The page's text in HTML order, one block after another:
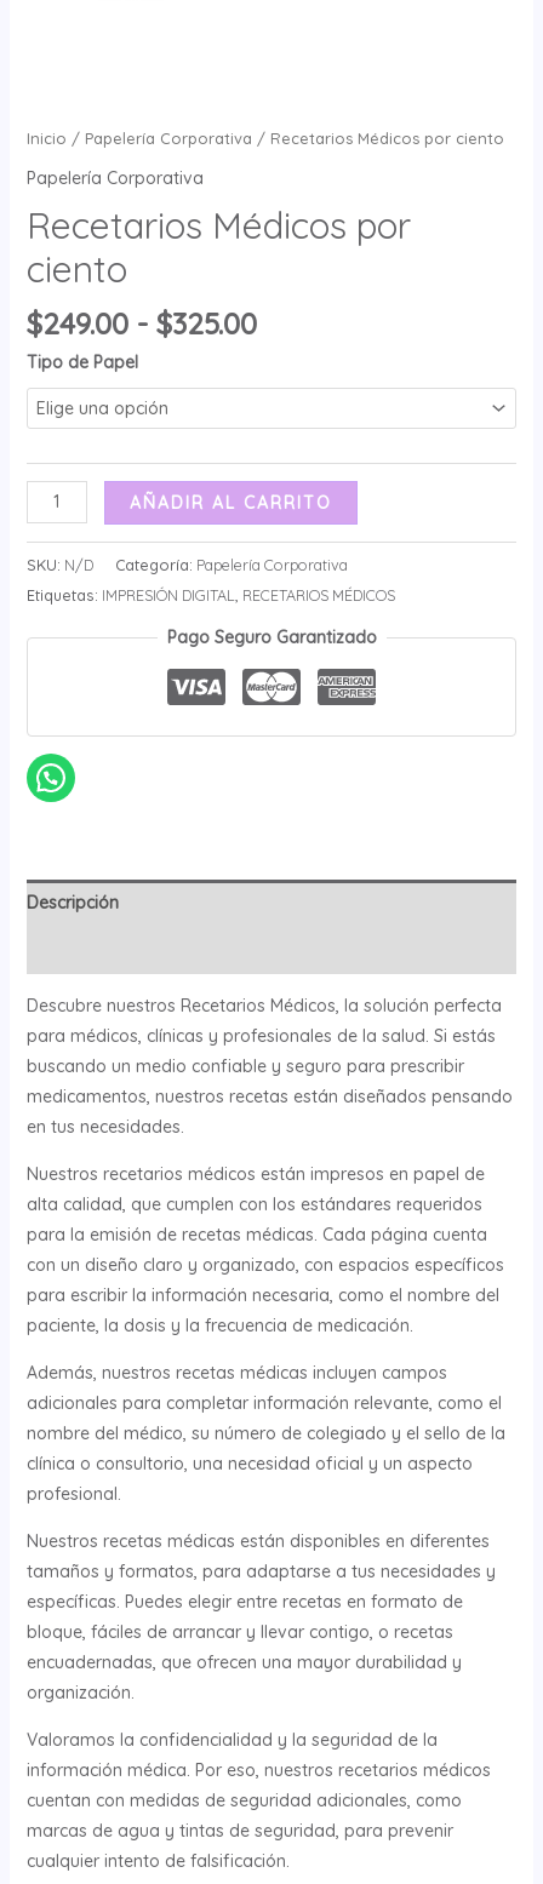
Inicio / Papelería Corporativa / Recetarios Médicos por ciento
Papelería Corporativa
Recetarios Médicos por
ciento
$249.00 - $325.00
Tipo de Papel
AÑADIR AL CARRITO
SKU: N/D Categoría: Papelería Corporativa
Etiquetas: IMPRESIÓN DIGITAL RECETARIOS MÉDICOS
Pago Seguro Garantizado
Descripción
Descubre nuestros Recetarios Médicos, la solución perfecta
para médicos, clínicas y profesionales de la salud. Si estás
buscando un medio confiable y seguro para prescribir
medicamentos, nuestros recetas están diseñados pensando
en tus necesidades.
Nuestros recetarios médicos están impresos en papel de
alta calidad, que cumplen con los estándares requeridos
para la emisión de recetas médicas. Cada página cuenta
con un diseño claro y organizado, con espacios específicos
para escribir la información necesaria, como el nombre del
paciente, la dosis y la frecuencia de medicación.
Además, nuestros recetas médicas incluyen campos
adicionales para completar información relevante, como el
nombre del médico, su número de colegiado y el sello de la
clínica o consultorio, una necesidad oficial y un aspecto
profesional.
Nuestros recetas médicas están disponibles en diferentes
tamaños y formatos, para adaptarse a tus necesidades y
específicas. Puedes elegir entre recetas en formato de
bloque, fáciles de arrancar y llevar contigo, o recetas
encuadernadas, que ofrecen una mayor durabilidad y
organización.
Valoramos la confidencialidad y la seguridad de la
información médica. Por eso, nuestros recetarios médicos
cuentan con medidas de seguridad adicionales, como
marcas de agua y tintas de seguridad, para prevenir
cualquier intento de falsificación.